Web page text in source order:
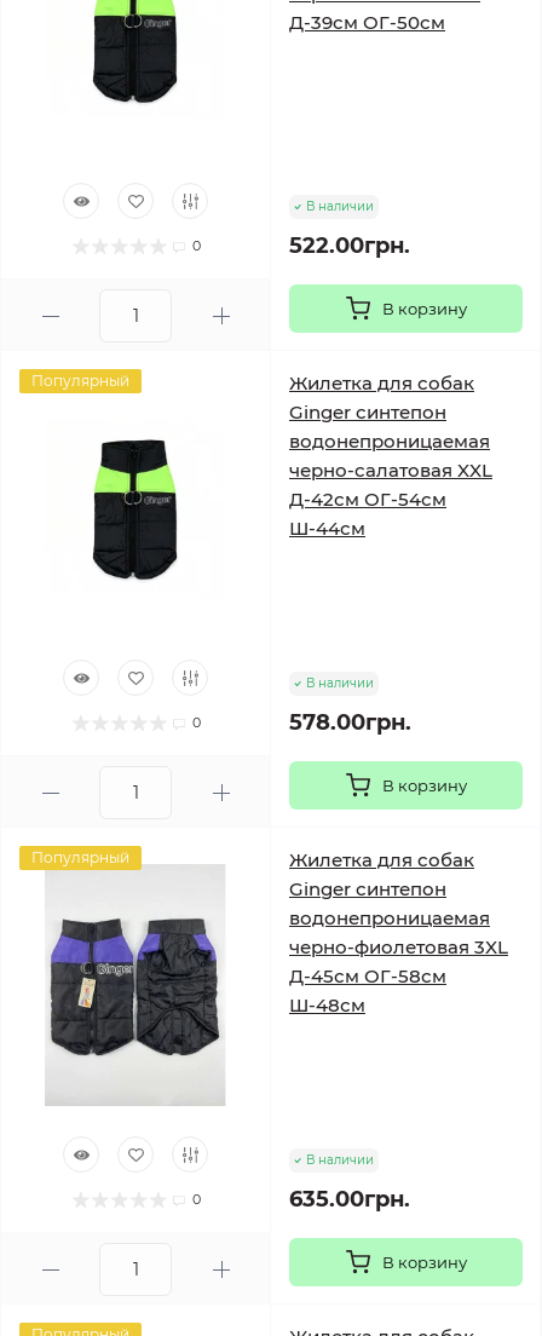
0
Д-39см ОГ-50см
В наличии
522.00грн.
В корзину
Популярный
0
Жилетка для собак
Ginger синтепон
водонепроницаемая
черно-салатовая XXL
Д-42см ОГ-54см
Ш-44см
В наличии
578.00грн.
В корзину
Популярный
0
Жилетка для собак
Ginger синтепон
водонепроницаемая
черно-фиолетовая 3XL
Д-45см ОГ-58см
Ш-48см
В наличии
635.00грн.
В корзину